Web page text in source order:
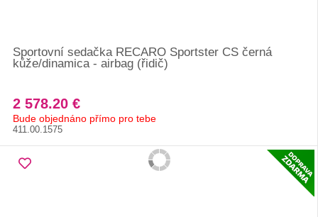
Sportovní sedačka RECARO Sportster CS černá
kůže/dinamica - airbag (řidič)
2 578.20 €
Bude objednáno přímo pro tebe
411.00.1575